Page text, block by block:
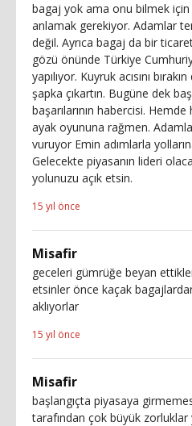
bagaj yok ama onu bilmek için
anlamak gerekiyor. Adamlar
değil. Ayrıca bagaj da bir
gözü önünde Türkiye
yapılıyor. Kuyruk acısını
şapka çıkartın. Bugüne dek
başarılarının habercisi.
ayak oyununa rağmen.
vuruyor Emin adımlarla
Gelecekte piyasanın lideri
yolunuzu açık etsin.
15 yıl önce
Misafir
geceleri gümrüğe beyan
etsinler önce kaçak
aklıyorlar
15 yıl önce
Misafir
başlangıçta piyasaya
tarafından çok büyük zorluklar